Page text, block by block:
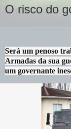
O risco do
Será um penoso
Armadas da sua
um governante